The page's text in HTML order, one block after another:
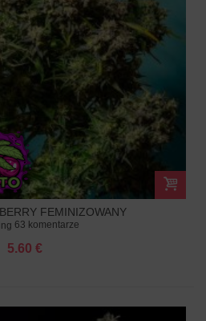
FEMINIZOWANY
63 komentarze
5.60 €